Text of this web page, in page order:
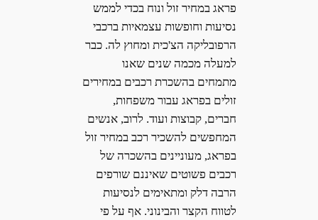
פראג במחיר זול ונוח בכדי לממש
נסיעות וחופשות עצמאיות ברכבי
הרפובליקה הצ'כית ומחוץ לה. כבר
למעלה מכמה שנים שאנו
מתמחים בהשכרת רכבים במחירים
זולים בפראג עבור משפחות,
חברים, קבוצות ועוד. לרוב, אנשים
המחפשים להשכיר רכב במחיר זול
בפראג, מעוניינים בהשכרה של
רכבים פשוטים שאיננם שורפים
הרבה דלק ומתאימים לנסיעות
לטווח הקצר והבינוני. אף על פי